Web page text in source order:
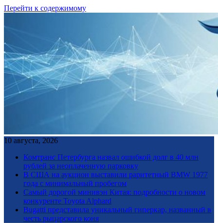
Перейти к содержимому
10 августа, 2026
Комтранс Петербурга назвал ошибкой долг в 40 млн
рублей за неоплаченную парковку
В США на аукцион выставили раритетный BMW 1977
года с минимальный пробегом
Самый дорогой минивэн Китая: подробности о новом
конкуренте Toyota Alphard
Bugatti представила уникальный гиперкар, названный в
честь рыцарского коня